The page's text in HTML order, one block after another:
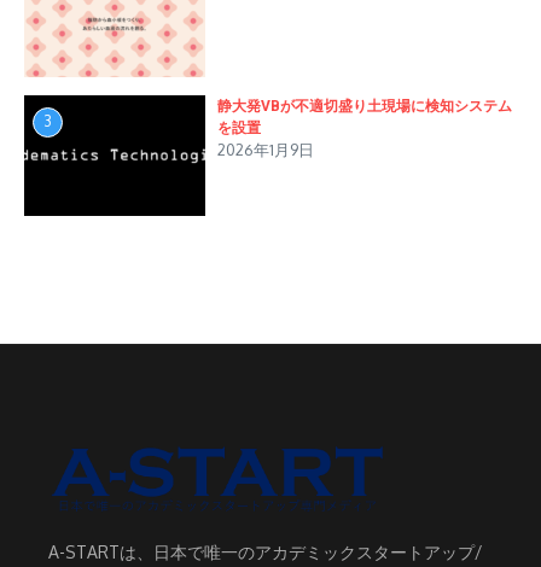
3
静大発VBが不適切盛り土現場に検知システム
を設置
2026年1月9日
A-STARTは、日本で唯一のアカデミックスタートアップ/